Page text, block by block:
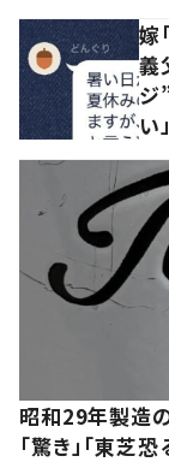
嫁
義
ジ
い」
昭和29年製造
「驚き」「東芝恐